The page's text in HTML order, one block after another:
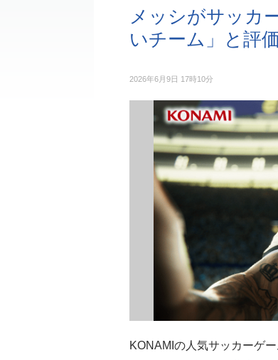
メッシがサッカ
いチーム」と評価
2026年6月9日 17時10分
KONAMIの人気サッカーゲ